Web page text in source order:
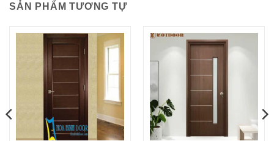
SẢN PHẨM TƯƠNG TỰ